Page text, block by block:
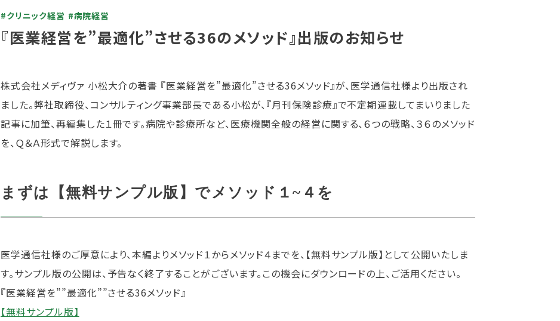
#クリニック経営 #病院経営
『医業経営を”最適化”させる36のメソッド』出版のお知らせ
株式会社メディヴァ 小松大介の著書 『医業経営を”最適化”させる36メソッド』が、医学通信社様より出版され
ました。弊社取締役、コンサルティング事業部長である小松が、『月刊保険診療』で不定期連載してまいりました
記事に加筆、再編集した１冊です。病院や診療所など、医療機関全般の経営に関する、６つの戦略、３６のメソッド
を、Ｑ＆Ａ形式で解説します。
まずは【無料サンプル版】でメソッド１~４を
医学通信社様のご厚意により、本編よりメソッド１からメソッド４までを、【無料サンプル版】として公開いたしま
す。サンプル版の公開は、予告なく終了することがございます。この機会にダウンロードの上、ご活用ください。
『医業経営を””最適化””させる36メソッド』
【無料サンプル版】